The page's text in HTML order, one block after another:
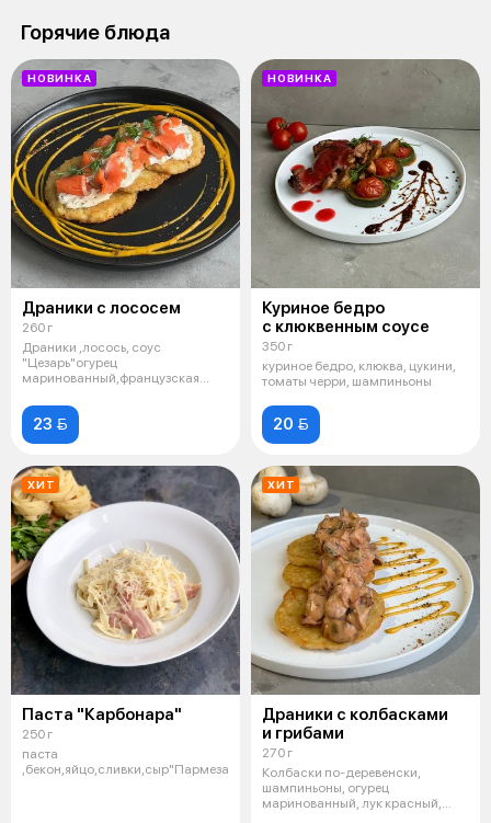
Горячие блюда
НОВИНКА
Драники с лососем
260 г
Драники ,лосось, соус
"Цезарь"огурец
маринованный,французская
23 
НОВИНКА
Куриное бедро
с клюквенным соусе
350 г
куриное бедро, клюква, цукини,
томаты черри, шампиньоны
20 
ХИТ
Паста "Карбонара"
250 г
паста
,бекон,яйцо,сливки,сыр"Пармезан"
ХИТ
Драники с колбасками
и грибами
270 г
Колбаски по-деревенски,
шампиньоны, огурец
маринованный, лук красный,